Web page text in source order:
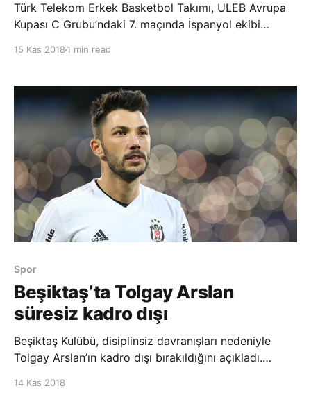
Türk Telekom Erkek Basketbol Takımı, ULEB Avrupa
Kupası C Grubu’ndaki 7. maçında İspanyol ekibi
21-17 önde kapadı. Fakat ev s
15 Kas 2018 1 min read
Spor
Beşiktaş’ta Tolgay Arslan
süresiz kadro dışı
Beşiktaş Kulübü, disiplinsiz davranışları nedeniyle
Tolgay Arslan’ın kadro dışı bırakıldığını açıkladı.
“Oyuncularımızdan Tolgay Arslan, takım içerisinde
14 Kas 2018